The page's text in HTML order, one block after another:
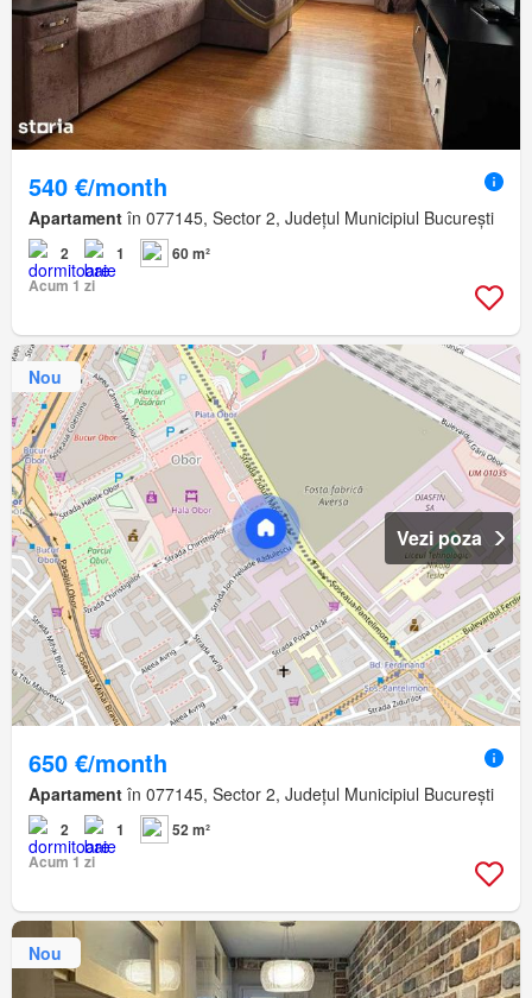
540 €/month
Apartament în 077145, Sector 2, Județul Municipiul București
2 1
60 m²
Acum 1 zi
Nou
Vezi poza
650 €/month
Apartament în 077145, Sector 2, Județul Municipiul București
2 1
52 m²
Acum 1 zi
Nou